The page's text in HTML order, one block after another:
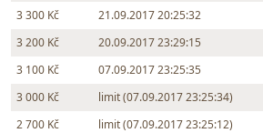
3 300 Kč
21.09.2017 20:25:32
3 200 Kč
20.09.2017 23:29:15
3 100 Kč
07.09.2017 23:25:35
3 000 Kč
limit (07.09.2017 23:25:34)
2 700 Kč
limit (07.09.2017 23:25:12)